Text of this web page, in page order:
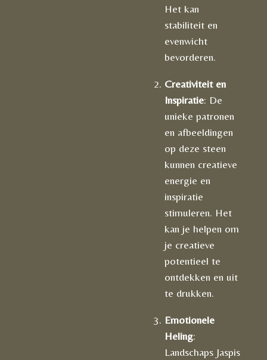
Het kan
stabiliteit en
evenwicht
bevorderen.
Creativiteit en
Inspiratie: De
unieke patronen
en afbeeldingen
op deze steen
kunnen creatieve
energie en
inspiratie
stimuleren. Het
kan je helpen om
je creatieve
potentieel te
ontdekken en uit
te drukken.
Emotionele
Heling:
Landschaps Jaspis